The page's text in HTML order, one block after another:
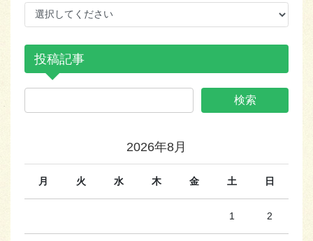
投稿記事
2026年8月
月 火 水 木 金 土 日
1 2